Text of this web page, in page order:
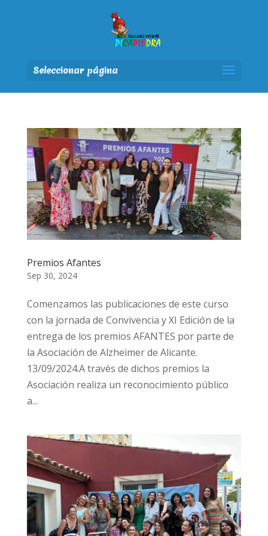
Seleccionar página
Premios Afantes
Sep 30, 2024
Comenzamos las publicaciones de este curso
con la jornada de Convivencia y XI Edición de la
entrega de los premios AFANTES por parte de
la Asociación de Alzheimer de Alicante.
13/09/2024.A través de dichos premios la
Asociación realiza un reconocimiento público
a...